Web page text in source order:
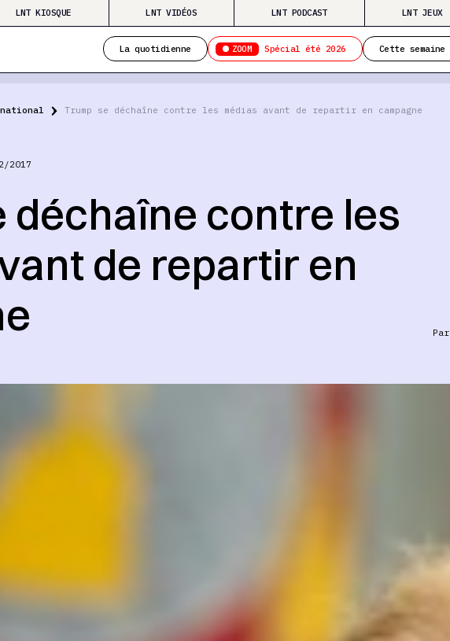
LNT KIOSQUE LNT VIDÉOS LNT PODCAST LNT JEUX
La quotidienne ZOOM Spécial été 2026 Cette semaine
Trump se déchaîne contre les médias avant de repartir en campagne
2017
déchaîne contre les
de repartir en
Par